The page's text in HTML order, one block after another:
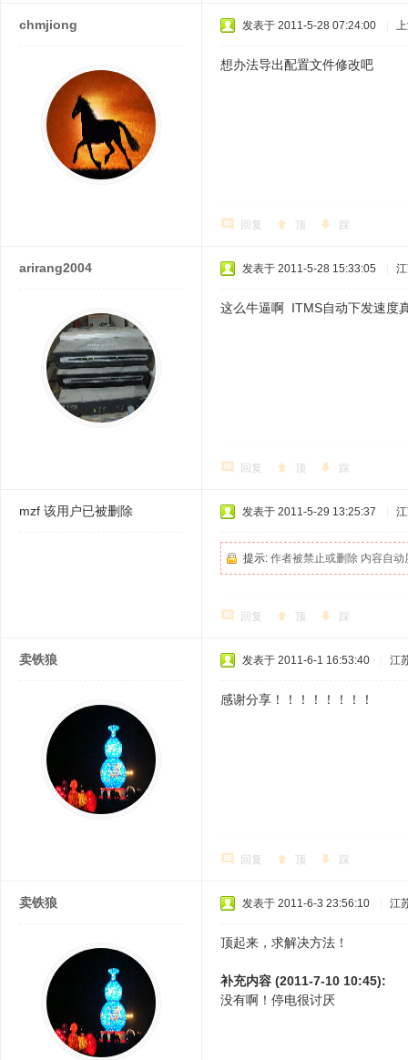
chmjiong 发表于 2011-5-28 07:24:00
想办法导出配置文件修改吧
回复 顶 踩
arirang2004 发表于 2011-5-28 15:33:05
这么牛逼啊 ITMS自动下发速度
回复 顶 踩
mzf 该用户已被删除 发表于 2011-5-29 13:25:37
提示: 作者被禁止或删除 内容自动
回复 顶 踩
卖铁狼 发表于 2011-6-1 16:53:40 江
感谢分享！！！！！！！！
回复 顶 踩
卖铁狼 发表于 2011-6-3 23:56:10 江
顶起来，求解决方法！
补充内容 (2011-7-10 10:45):
没有啊！停电很讨厌